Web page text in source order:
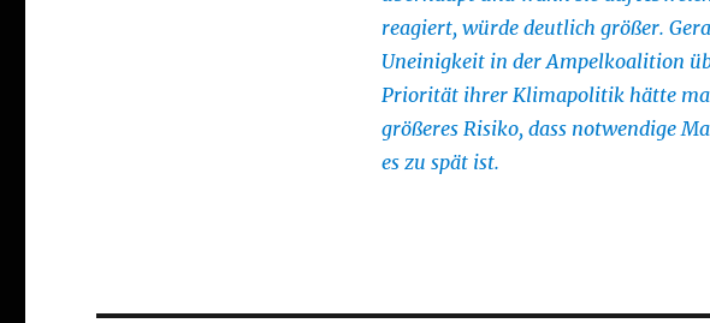
reagiert, würde deutlich größer.
Uneinigkeit in der Ampelkoalition
Priorität ihrer Klimapolitik hätte
größeres Risiko, dass notwendige
es zu spät ist.